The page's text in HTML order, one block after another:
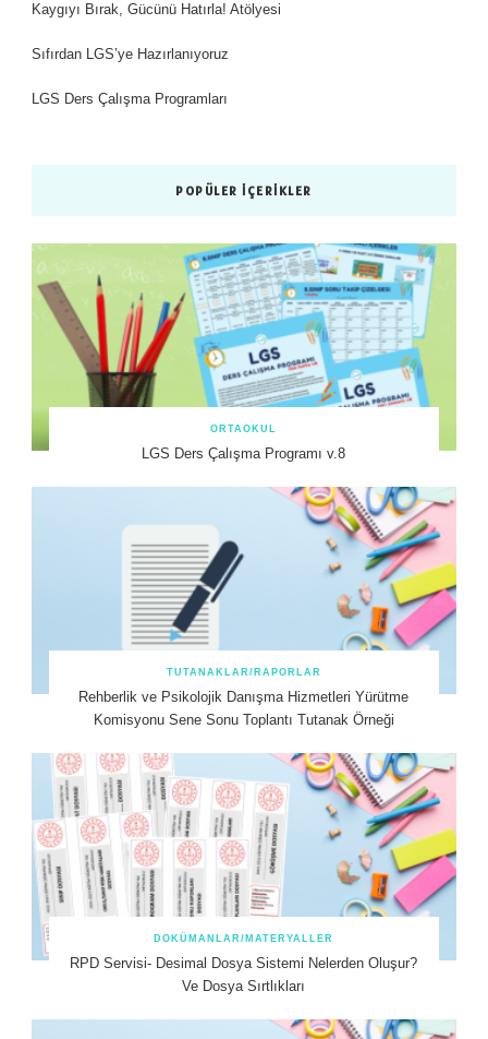
Kaygıyı Bırak, Gücünü Hatırla! Atölyesi
Sıfırdan LGS’ye Hazırlanıyoruz
LGS Ders Çalışma Programları
POPÜLER İÇERIKLER
ORTAOKUL
LGS Ders Çalışma Programı v.8
TUTANAKLAR/RAPORLAR
Rehberlik ve Psikolojik Danışma Hizmetleri Yürütme
Komisyonu Sene Sonu Toplantı Tutanak Örneği
DOKÜMANLAR/MATERYALLER
RPD Servisi- Desimal Dosya Sistemi Nelerden Oluşur?
Ve Dosya Sırtlıkları